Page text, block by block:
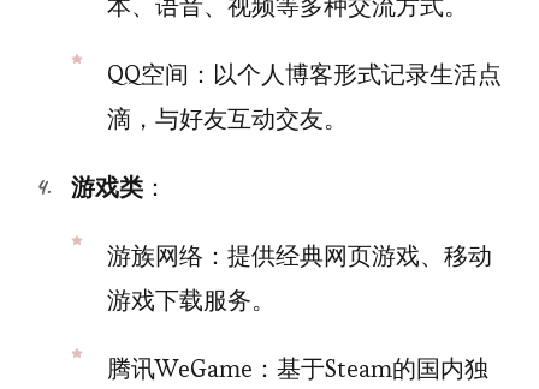
QQ空间：以个人博客形式记录生活点
滴，与好友互动交友。
游戏类 ：
游族网络：提供经典网页游戏、移动
游戏下载服务。
腾讯WeGame：基于Steam的国内独